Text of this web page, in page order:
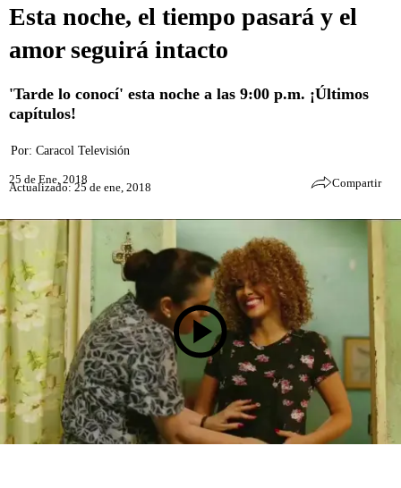
Esta noche, el tiempo pasará y el
amor seguirá intacto
'Tarde lo conocí' esta noche a las 9:00 p.m. ¡Últimos
capítulos!
Por: Caracol Televisión
25 de Ene, 2018
Actualizado: 25 de ene, 2018 Compartir